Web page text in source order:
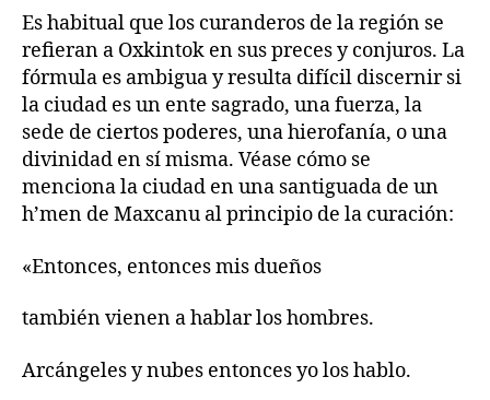
Es habitual que los curanderos de la región se
refieran a Oxkintok en sus preces y conjuros. La
fórmula es ambigua y resulta difícil discernir si
la ciudad es un ente sagrado, una fuerza, la
sede de ciertos poderes, una hierofanía, o una
divinidad en sí misma. Véase cómo se
menciona la ciudad en una santiguada de un
h’men de Maxcanu al principio de la curación:
«Entonces, entonces mis dueños
también vienen a hablar los hombres.
Arcángeles y nubes entonces yo los hablo.